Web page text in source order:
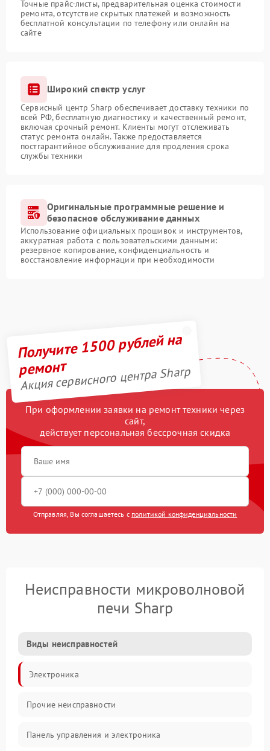
Точные прайс-листы, предварительная оценка стоимости
ремонта, отсутствие скрытых платежей и возможность
бесплатной консультации по телефону или онлайн на
сайте
Широкий спектр услуг
Сервисный центр Sharp обеспечивает доставку техники по
всей РФ, бесплатную диагностику и качественный ремонт,
включая срочный ремонт. Клиенты могут отслеживать
статус ремонта онлайн. Также предоставляется
постгарантийное обслуживание для продления срока
службы техники
Оригинальные программные решение и
безопасное обслуживание данных
Использование официальных прошивок и инструментов,
аккуратная работа с пользовательскими данными:
резервное копирование, конфиденциальность и
восстановление информации при необходимости
Получите 1500 рублей на
ремонт
Акция сервисного центра Sharp
При оформлении заявки на ремонт техники через
сайт,
действует персональная бессрочная скидка
Отправляя, Вы соглашаетесь с политикой конфиденциальности
Неисправности микроволновой
печи Sharp
Виды неисправностей
Электроника
Прочие неисправности
Панель управления и электроника